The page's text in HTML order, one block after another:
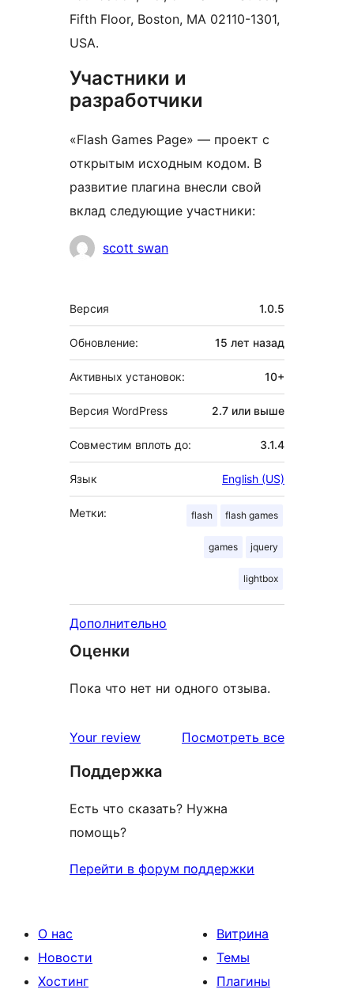
Fifth Floor, Boston, MA 02110-1301,
USA.
Участники и
разработчики
«Flash Games Page» — проект с
открытым исходным кодом. В
развитие плагина внесли свой
вклад следующие участники:
Участникиscott swan
Мета
Версия 1.0.5
Обновление: 15 лет назад
Активных установок: 10+
Версия WordPress 2.7 или выше
Совместим вплоть до: 3.1.4
Язык English (US)
Метки: flash flash games
games jquery
lightbox
Дополнительно
Оценки
Пока что нет ни одного отзыва.
Your review Посмотреть всеотзывы
Поддержка
Есть что сказать? Нужна
помощь?
Перейти в форум поддержки
О нас
Новости
Хостинг
Витрина
Темы
Плагины